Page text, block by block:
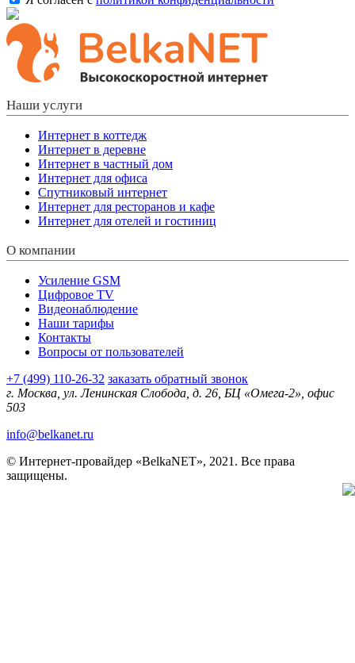
Наши услуги
Интернет в коттедж
Интернет в деревне
Интернет в частный дом
Интернет для офиса
Спутниковый интернет
Интернет для ресторанов и кафе
Интернет для отелей и гостиниц
О компании
Усиление GSM
Цифровое TV
Видеонаблюдение
Наши тарифы
Контакты
Вопросы от пользователей
+7 (499) 110-26-32 заказать обратный звонок
г. Москва, ул. Ленинская Слобода, д. 26, БЦ «Омега-2», офис
503
info@belkanet.ru
© Интернет-провайдер «BelkaNET», 2021. Все права
защищены.